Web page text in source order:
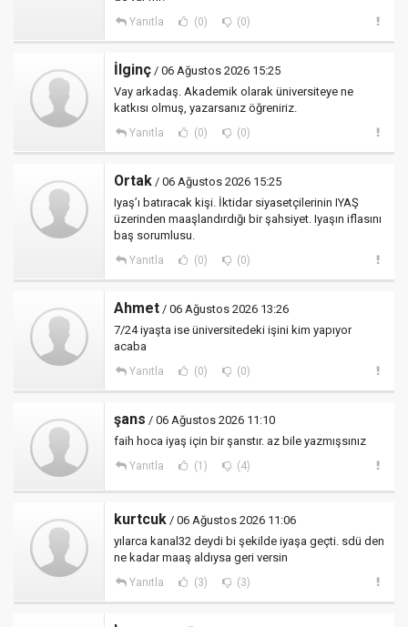
Yanıtla (0) (0)
İlginç / 06 Ağustos 2026 15:25
Vay arkadaş. Akademik olarak üniversiteye ne
katkısı olmuş, yazarsanız öğreniriz.
Yanıtla (0) (0)
Ortak / 06 Ağustos 2026 15:25
Iyaş’ı batıracak kişi. İktidar siyasetçilerinin IYAŞ
üzerinden maaşlandırdığı bir şahsiyet. Iyaşın iflasını
baş sorumlusu.
Yanıtla (0) (0)
Ahmet / 06 Ağustos 2026 13:26
7/24 iyaşta ise üniversitedeki işini kim yapıyor
acaba
Yanıtla (0) (0)
şans / 06 Ağustos 2026 11:10
faih hoca iyaş için bir şanstır. az bile yazmışsınız
Yanıtla (1) (4)
kurtcuk / 06 Ağustos 2026 11:06
yılarca kanal32 deydi bi şekilde iyaşa geçti. sdü den
ne kadar maaş aldıysa geri versin
Yanıtla (3) (3)